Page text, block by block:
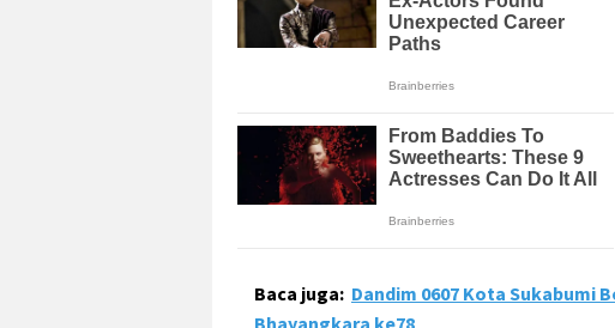
Baca juga: Dandim 0607 Kota Sukabumi